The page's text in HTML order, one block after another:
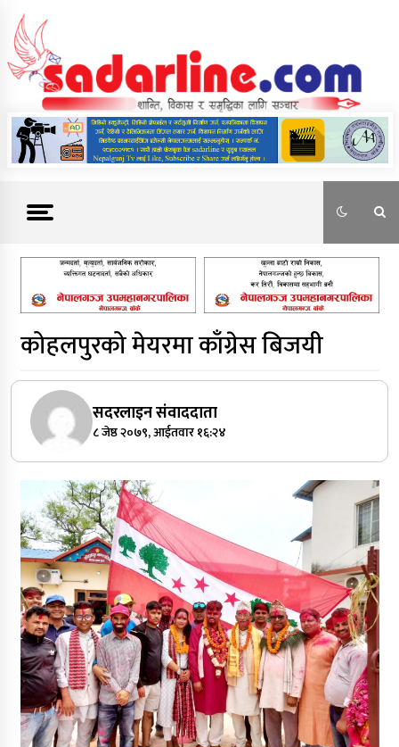
content
News For Nepal
कोहलपुरको मेयरमा काँग्रेस बिजयी
सदरलाइन संवाददाता
८ जेष्ठ २०७९, आईतवार १६:२४